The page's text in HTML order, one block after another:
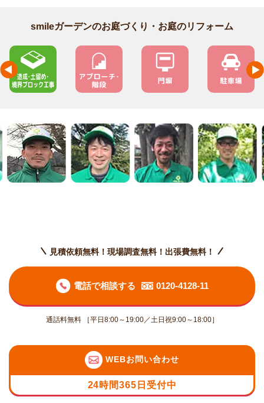
smileガーデンのお庭づくり・お庭のリフォーム
見積依頼無料！現場調査無料！出張費無料！
電話で相談する 0120-4128-11
通話料無料 ［平日8:00～19:00／土日祝9:00～18:00］
WEBお問い合わせ
24時間365日受付中